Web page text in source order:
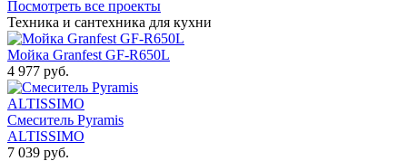
Посмотреть все проекты
Техника и сантехника для кухни
Мойка Granfest GF-R650L
4 977 руб.
Смеситель Pyramis
ALTISSIMO
7 039 руб.